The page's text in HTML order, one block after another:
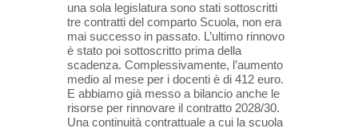
una sola legislatura sono stati sottoscritti
tre contratti del comparto Scuola, non era
mai successo in passato. L’ultimo rinnovo
è stato poi sottoscritto prima della
scadenza. Complessivamente, l’aumento
medio al mese per i docenti è di 412 euro.
E abbiamo già messo a bilancio anche le
risorse per rinnovare il contratto 2028/30.
Una continuità contrattuale a cui la scuola